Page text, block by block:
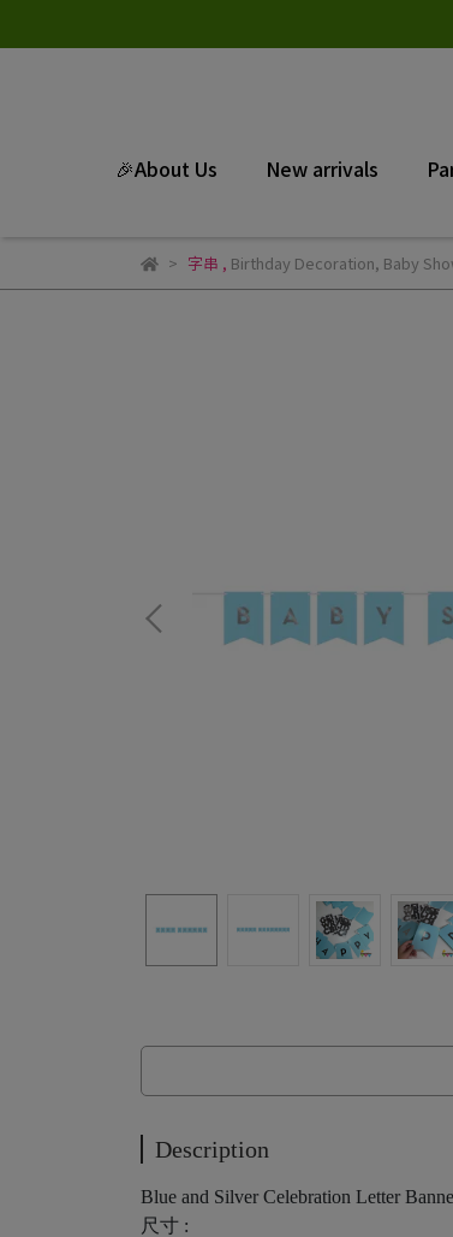
🎉About Us New arrivals
字串 , Birthday Decoration, Baby
Description
Blue and Silver Celebration Letter
尺寸 :